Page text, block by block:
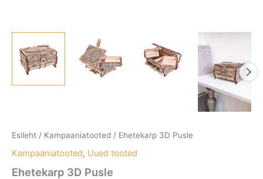
Esileht / Kampaaniatooted / Ehetekarp 3D Pusle
Kampaaniatooted, Uued tooted
Ehetekarp 3D Pusle